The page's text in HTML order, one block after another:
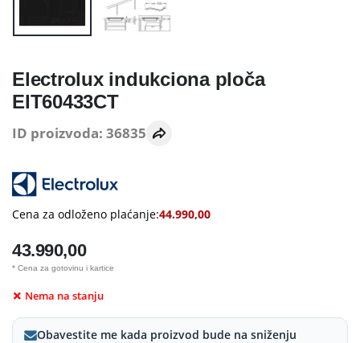
Electrolux indukciona ploča
EIT60433CT
ID proizvoda: 36835
Cena za odloženo plaćanje:44.990,00
43.990,00
* Cena za gotovinu i kartice
Nema na stanju
Obavestite me kada proizvod bude na sniženju